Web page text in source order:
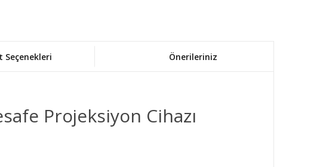
Seçenekleri Önerileriniz
Projeksiyon Cihazı